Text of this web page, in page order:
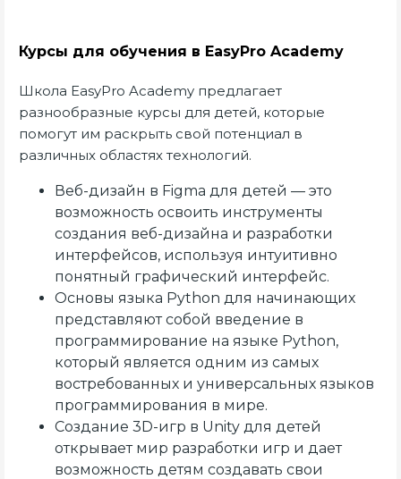
Курсы для обучения в EasyPro Academy
Школа EasyPro Academy предлагает
разнообразные курсы для детей, которые
помогут им раскрыть свой потенциал в
различных областях технологий.
Веб-дизайн в Figma для детей — это
возможность освоить инструменты
создания веб-дизайна и разработки
интерфейсов, используя интуитивно
понятный графический интерфейс.
Основы языка Python для начинающих
представляют собой введение в
программирование на языке Python,
который является одним из самых
востребованных и универсальных языков
программирования в мире.
Создание 3D-игр в Unity для детей
открывает мир разработки игр и дает
возможность детям создавать свои